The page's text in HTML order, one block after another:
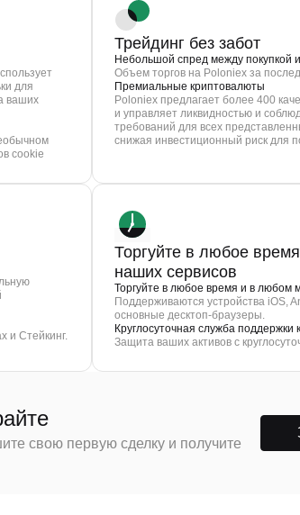
для
ваших
cookie
Трейдинг без забот
Небольшой спред между покупкой
Объем торгов на Poloniex за
Премиальные криптовалюты
Poloniex предлагает более 400
и управляет ликвидностью и
требований для всех
снижая инвестиционный риск для
и Стейкинг.
Торгуйте в любое
наших сервисов
Торгуйте в любое время и в любом
Поддерживаются устройства iOS,
основные десктоп-браузеры.
Круглосуточная служба поддержки
Защита ваших активов с
свою первую сделку и получите